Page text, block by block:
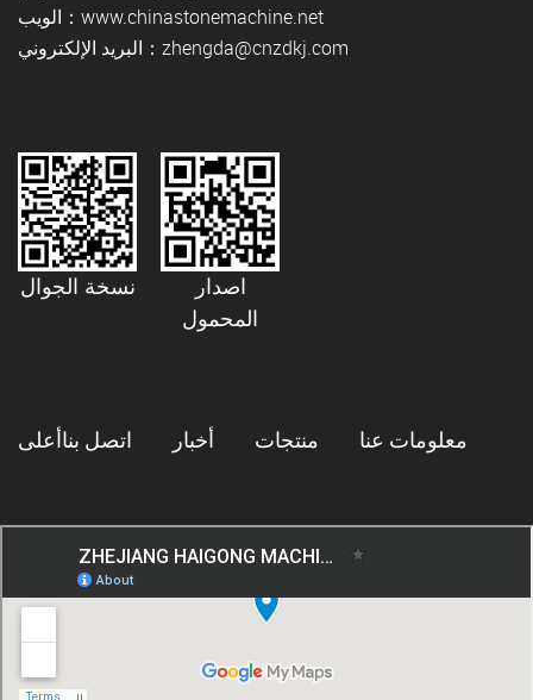
الويب：www.chinastonemachine.net
البريد الإلكتروني：zhengda@cnzdkj.com
نسخة الجوال
اصدار
المحمول
معلومات عنا منتجات أخبار اتصل بناأعلى